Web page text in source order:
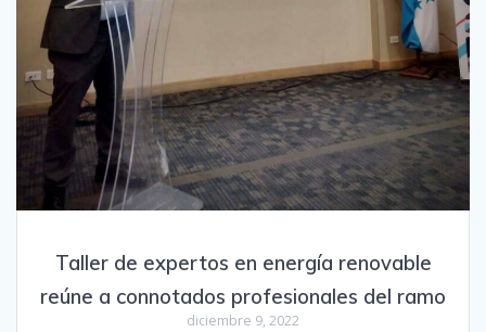
Taller de expertos en energía renovable
reúne a connotados profesionales del ramo
diciembre 9, 2022